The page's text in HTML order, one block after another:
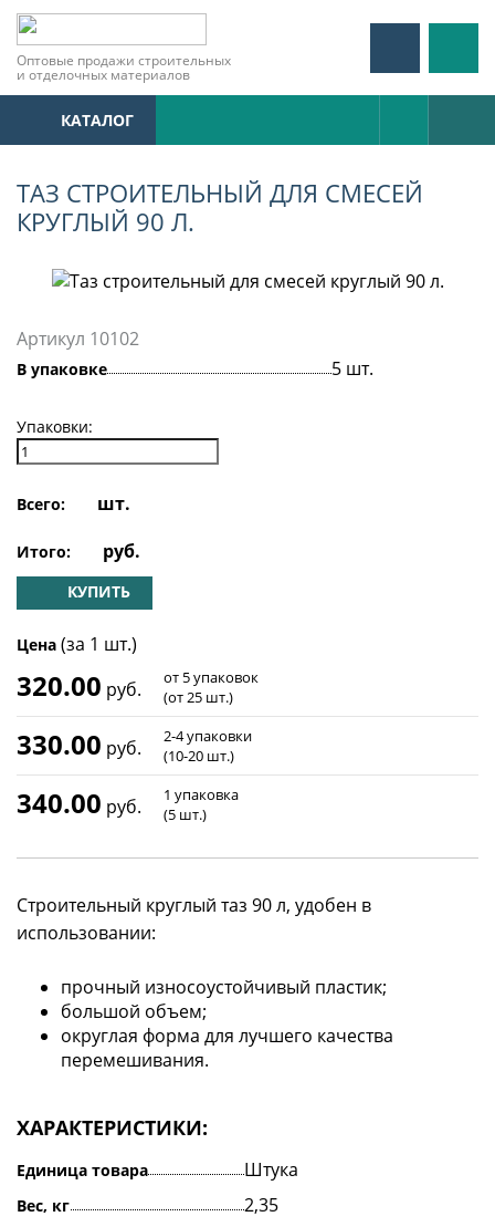
Оптовые продажи строительных
и отделочных материалов
КАТАЛОГ
ТАЗ СТРОИТЕЛЬНЫЙ ДЛЯ СМЕСЕЙ
КРУГЛЫЙ 90 Л.
Артикул 10102
В упаковке 5 шт.
Упаковки:
Всего: шт.
Итого: руб.
КУПИТЬ
Цена (за 1 шт.)
320.00 руб.
от 5 упаковок
(от 25 шт.)
330.00 руб.
2-4 упаковки
(10-20 шт.)
340.00 руб.
1 упаковка
(5 шт.)
Строительный круглый таз 90 л, удобен в
использовании:
прочный износоустойчивый пластик;
большой объем;
округлая форма для лучшего качества
перемешивания.
ХАРАКТЕРИСТИКИ:
Единица товара Штука
Вес, кг 2,35